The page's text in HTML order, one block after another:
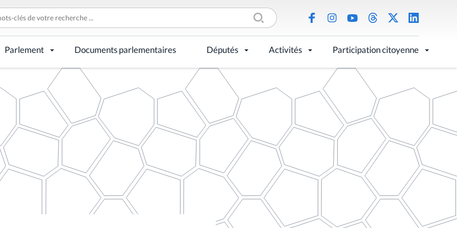
Parlement Documents parlementaires Députés Activités Participation citoyenne